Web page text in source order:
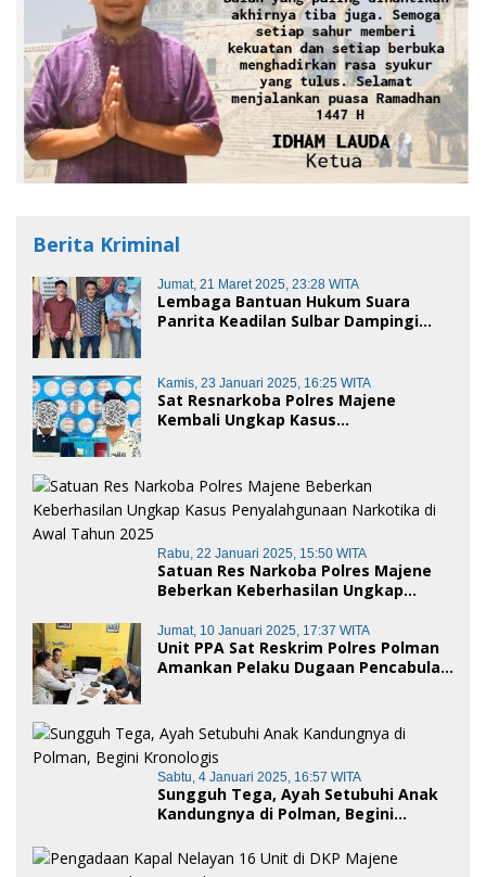
Berita Kriminal
Jumat, 21 Maret 2025, 23:28 WITA
Lembaga Bantuan Hukum Suara
Panrita Keadilan Sulbar Dampingi
Polman
Kamis, 23 Januari 2025, 16:25 WITA
Sat Resnarkoba Polres Majene
Kembali Ungkap Kasus
Rabu, 22 Januari 2025, 15:50 WITA
Satuan Res Narkoba Polres Majene
Beberkan Keberhasilan Ungkap
Awal Tahun 2025
Jumat, 10 Januari 2025, 17:37 WITA
Unit PPA Sat Reskrim Polres Polman
Amankan Pelaku Dugaan Pencabulan
Sabtu, 4 Januari 2025, 16:57 WITA
Sungguh Tega, Ayah Setubuhi Anak
Kandungnya di Polman, Begini